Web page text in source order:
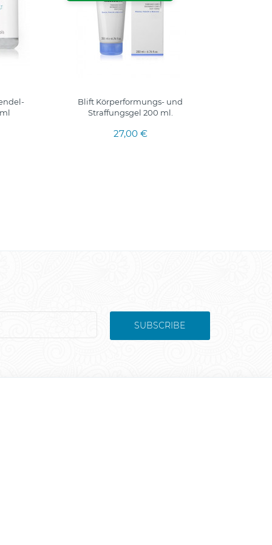
Blift Körperformungs- und
Straffungsgel 200 ml.
27,00 €
SUBSCRIBE